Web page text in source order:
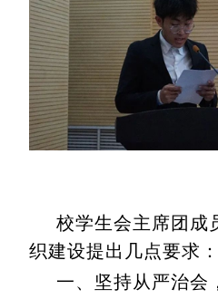
校学生会主席团成
织建设提出几点要求：
一、坚持从严治会